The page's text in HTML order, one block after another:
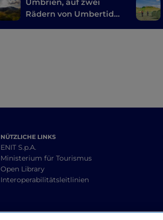
Umbrien, auf zwei
Rädern von Umbertide
NÜTZLICHE LINKS
ENIT S.p.A.
Ministerium für Tourismus
Open Library
Interoperabilitätsleitlinien